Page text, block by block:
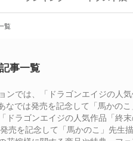
覧
事一覧
ンでは、「ドラゴンエイジの
なでは発売を記念して「馬かの
ドラゴンエイジの人気作品「
売を記念して「馬かのこ」先生